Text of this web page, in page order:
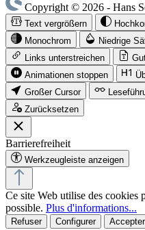
Copyright © 2026 - Hans
Text vergrößern
Monochrom
Niedrige
Links unterstreichen
Animationen stoppen
Großer Cursor
Zurücksetzen
Barrierefreiheit
Werkzeugleiste anzeigen
Ce site Web utilise des cookies
possible. Plus d'informations...
Refuser Configurer